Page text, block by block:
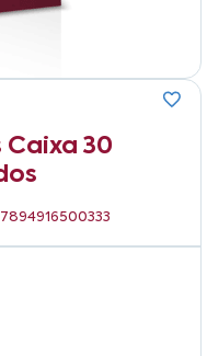
30
7894916500333